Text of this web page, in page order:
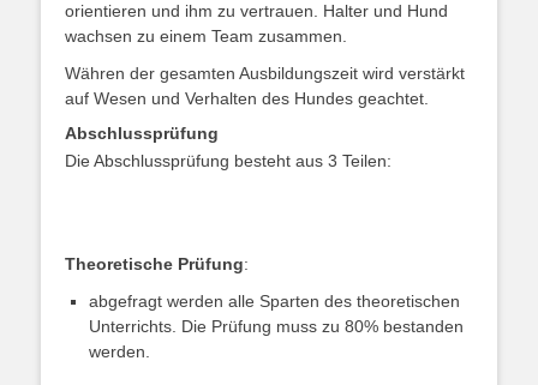
orientieren und ihm zu vertrauen. Halter und Hund
wachsen zu einem Team zusammen.
Währen der gesamten Ausbildungszeit wird verstärkt
auf Wesen und Verhalten des Hundes geachtet.
Abschlussprüfung
Die Abschlussprüfung besteht aus 3 Teilen:
Theoretische Prüfung:
abgefragt werden alle Sparten des theoretischen
Unterrichts. Die Prüfung muss zu 80% bestanden
werden.